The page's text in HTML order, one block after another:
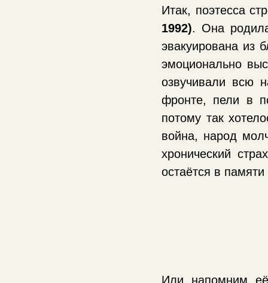
Итак, поэтесса
1992). Она
эвакуирована из
эмоционально
озвучивали всю
фронте, пели в
потому так
война, народ
хронический
остаётся в
Или, напомним,